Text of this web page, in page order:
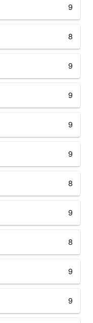
9
8
9
9
9
9
8
9
8
9
9